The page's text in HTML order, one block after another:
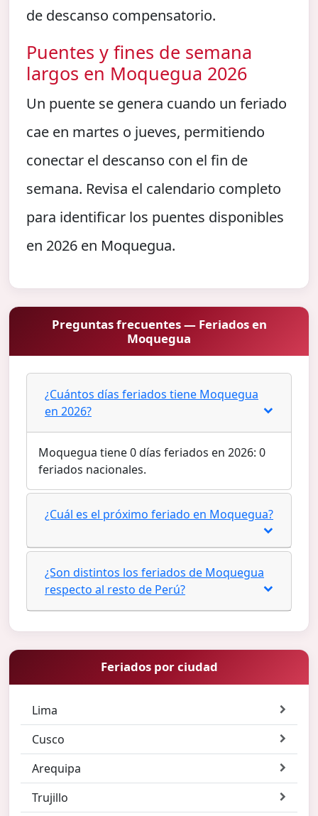
de descanso compensatorio.
Puentes y fines de semana
largos en Moquegua 2026
Un puente se genera cuando un feriado
cae en martes o jueves, permitiendo
conectar el descanso con el fin de
semana. Revisa el calendario completo
para identificar los puentes disponibles
en 2026 en Moquegua.
Preguntas frecuentes — Feriados en
Moquegua
¿Cuántos días feriados tiene Moquegua
en 2026?
Moquegua tiene 0 días feriados en 2026: 0
feriados nacionales.
¿Cuál es el próximo feriado en Moquegua?
¿Son distintos los feriados de Moquegua
respecto al resto de Perú?
Feriados por ciudad
Lima
Cusco
Arequipa
Trujillo